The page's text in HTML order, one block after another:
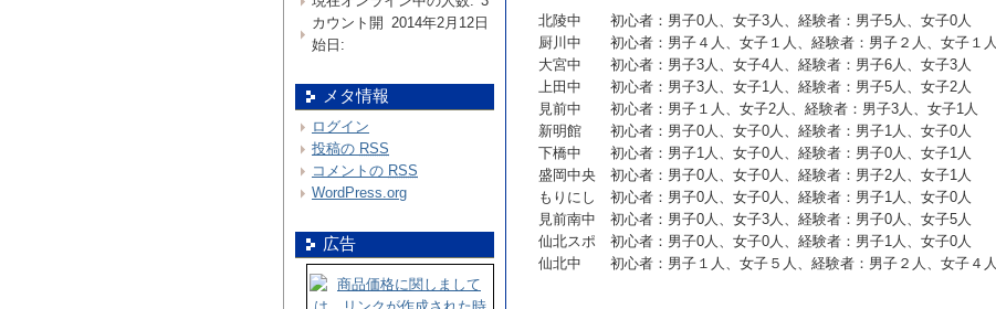
北陵中 初心者：男子0人、女子3人、経験者：男子5人、女子0人
厨川中 初心者：男子４人、女子１人、経験者：男子２人、女子１人
大宮中 初心者：男子3人、女子4人、経験者：男子6人、女子3人
上田中 初心者：男子3人、女子1人、経験者：男子5人、女子2人
見前中 初心者：男子１人、女子2人、経験者：男子3人、女子1人
新明館 初心者：男子0人、女子0人、経験者：男子1人、女子0人
下橋中 初心者：男子1人、女子0人、経験者：男子0人、女子1人
盛岡中央 初心者：男子0人、女子0人、経験者：男子2人、女子1人
もりにし 初心者：男子0人、女子0人、経験者：男子1人、女子0人
見前南中 初心者：男子0人、女子3人、経験者：男子0人、女子5人
仙北スポ 初心者：男子0人、女子0人、経験者：男子1人、女子0人
仙北中 初心者：男子１人、女子５人、経験者：男子２人、女子４人
2014年2月12日
カウント開
始日:
メタ情報
ログイン
投稿の RSS
コメントの RSS
WordPress.org
広告